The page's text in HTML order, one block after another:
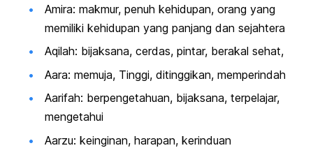
Amira: makmur, penuh kehidupan, orang yang
memiliki kehidupan yang panjang dan sejahtera
Aqilah: bijaksana, cerdas, pintar, berakal sehat,
Aara: memuja, Tinggi, ditinggikan, memperindah
Aarifah: berpengetahuan, bijaksana, terpelajar,
mengetahui
Aarzu: keinginan, harapan, kerinduan